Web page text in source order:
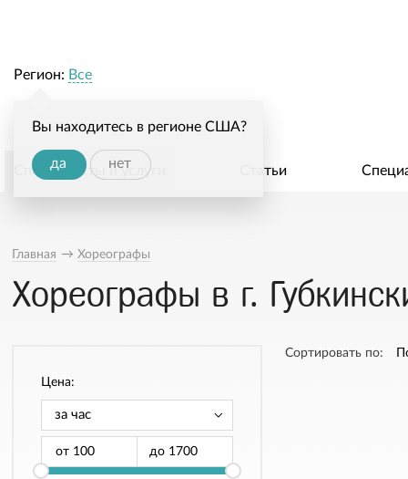
Регион: Все
Вы находитесь в регионе США?
да нет
Специалисты и услуги Статьи
Главная → Хореографы
Хореографы в г.
Цена:
от до
Сортировать по: